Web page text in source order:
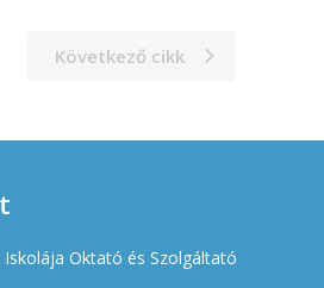
Következő cikk
Iskolája Oktató és Szolgáltató